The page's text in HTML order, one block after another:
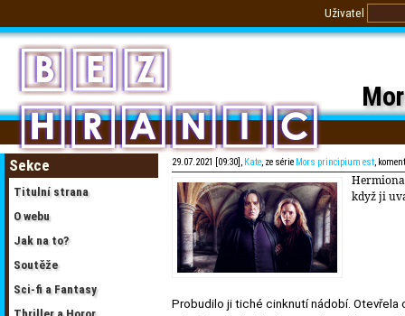
Uživatel
Sekce
Titulní strana
O webu
Jak na to?
Soutěže
Sci-fi a Fantasy
29.07.2021 [09:30], Kate, ze série Mors principium est,
Hermiona
když ji
Probudilo ji tiché cinknutí nádobí. Otevřela